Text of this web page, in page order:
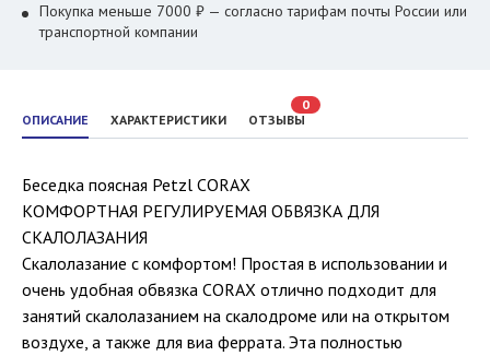
ОПИСАНИЕ ХАРАКТЕРИСТИКИ ОТЗЫВЫ
0
Беседка поясная Petzl CORAX
КОМФОРТНАЯ РЕГУЛИРУЕМАЯ ОБВЯЗКА ДЛЯ
СКАЛОЛАЗАНИЯ
Скалолазание с комфортом! Простая в использовании и
очень удобная обвязка CORAX отлично подходит для
занятий скалолазанием на скалодроме или на открытом
воздухе, а также для виа феррата. Эта полностью
Покупка меньше 7000 ₽ — согласно тарифам почты России или
транспортной компании